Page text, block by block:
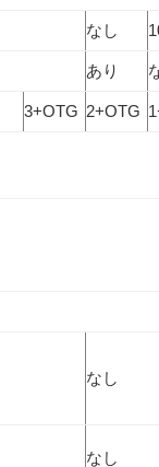
なし
あり
3+OTG 2+OTG
なし
なし